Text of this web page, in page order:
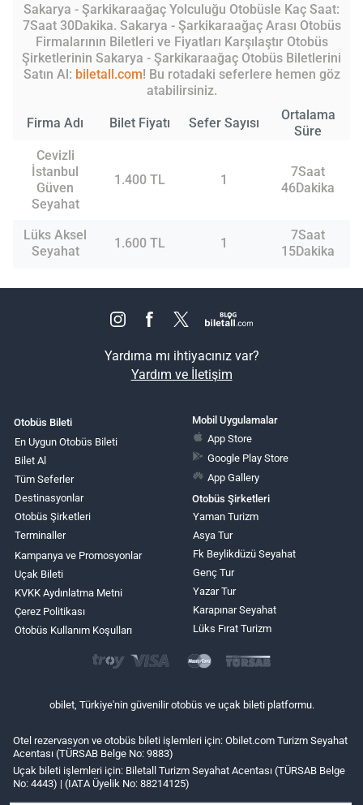
Sakarya - Şarkikaraağaç Yolculuğu Otobüsle Kaç Saat:
7Saat 30Dakika. Sakarya - Şarkikaraağaç Arası Otobüs
Firmalarının Biletleri ve Fiyatları Karşılaştır Otobüs
Şirketlerinin Sakarya - Şarkikaraağaç Otobüs Biletlerini
Satın Al: biletall.com! Bu rotadaki seferlere hemen göz
atabilirsiniz.
Firma Adı Bilet Fiyatı Sefer Sayısı
Ortalama
Süre
Cevizli
İstanbul
Güven
Seyahat
1.400 TL 1
7Saat
46Dakika
Lüks Aksel
Seyahat
1.600 TL 1
7Saat
15Dakika
Yardıma mı ihtiyacınız var?
Yardım ve İletişim
Otobüs Bileti
En Uygun Otobüs Bileti
Bilet Al
Tüm Seferler
Destinasyonlar
Otobüs Şirketleri
Terminaller
Kampanya ve Promosyonlar
Uçak Bileti
KVKK Aydınlatma Metni
Çerez Politikası
Otobüs Kullanım Koşulları
Mobil Uygulamalar
App Store
Google Play Store
App Gallery
Otobüs Şirketleri
Yaman Turizm
Asya Tur
Fk Beylikdüzü Seyahat
Genç Tur
Yazar Tur
Karapınar Seyahat
Lüks Fırat Turizm
obilet, Türkiye'nin güvenilir otobüs ve uçak bileti platformu.
Otel rezervasyon ve otobüs bileti işlemleri için: Obilet.com Turizm Seyahat
Acentası (TÜRSAB Belge No: 9883)
Uçak bileti işlemleri için: Biletall Turizm Seyahat Acentası (TÜRSAB Belge
No: 4443) | (IATA Üyelik No: 88214125)